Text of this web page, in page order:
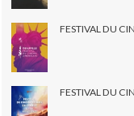
FESTIVAL DU
FESTIVAL DU